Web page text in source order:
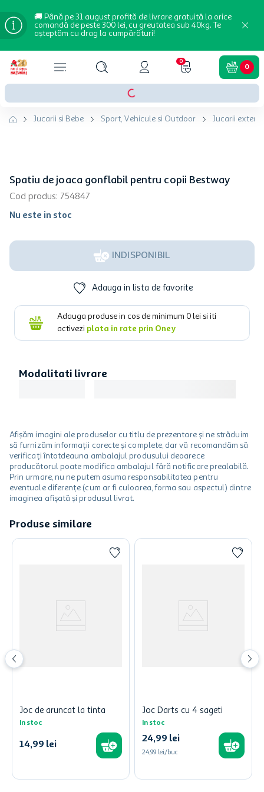
🚚 Până pe 31 august profită de livrare gratuită la orice
comandă de peste 300 lei, cu greutatea sub 40kg. Te
așteptăm cu drag la cumpărături!
0
0
Jucarii si Bebe Sport, Vehicule si Outdoor Jucarii
Spatiu de joaca gonflabil pentru copii Bestway
Cod produs: 754847
Nu este in stoc
INDISPONIBIL
Adauga in lista de favorite
Adauga produse in cos de minimum 0 lei si iti
activezi plata in rate prin Oney
Modalitati livrare
Afișăm imagini ale produselor cu titlu de prezentare și ne străduim
să furnizăm informații corecte și complete, dar vă recomandăm să
verificați întotdeauna ambalajul produsului deoarece
producătorul poate modifica ambalajul fără notificare prealabilă.
Prin urmare, nu ne putem asuma responsabilitatea pentru
eventuale diferențe (cum ar fi culoarea, forma sau aspectul) dintre
imaginea afișată și produsul livrat.
Produse similare
Joc de aruncat la tinta
In stoc
14,99 lei
Joc Darts cu 4 sageti
In stoc
24,99 lei
24,99 lei/buc